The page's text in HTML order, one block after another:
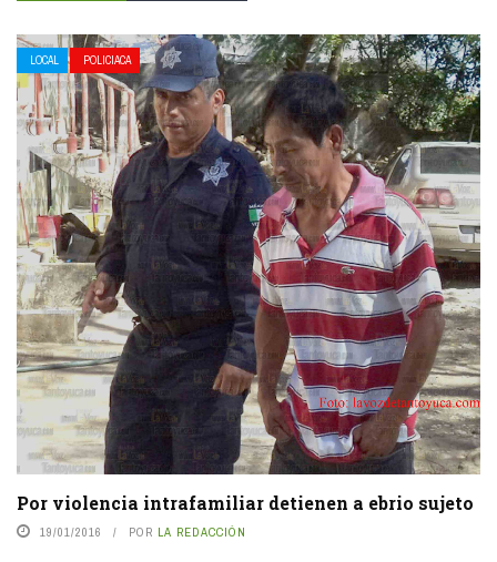
LOCAL POLICIACA
Por violencia intrafamiliar detienen a ebrio sujeto
19/01/2016 POR LA REDACCIÓN